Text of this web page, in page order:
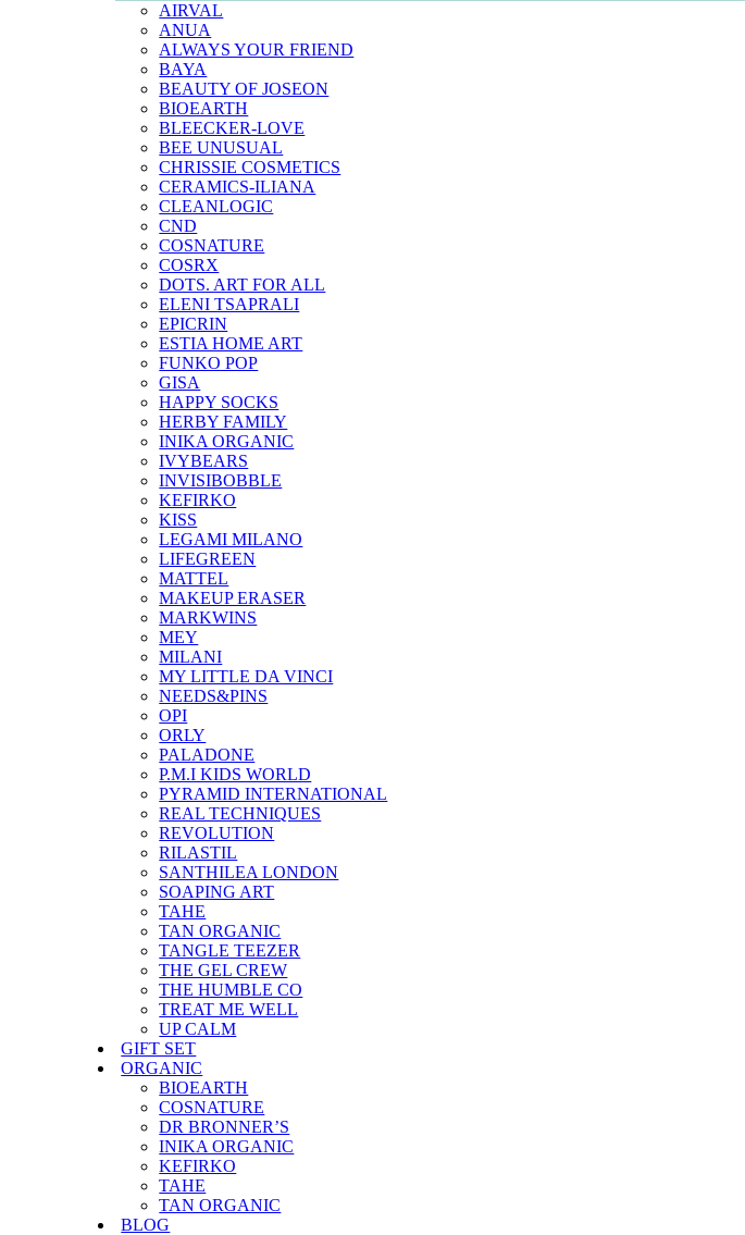
AIRVAL
ANUA
ALWAYS YOUR FRIEND
BAYA
BEAUTY OF JOSEON
BIOEARTH
BLEECKER-LOVE
BEE UNUSUAL
CHRISSIE COSMETICS
CERAMICS-ILIANA
CLEANLOGIC
CND
COSNATURE
COSRX
DOTS. ART FOR ALL
ELENI TSAPRALI
EPICRIN
ESTIA HOME ART
FUNKO POP
GISA
HAPPY SOCKS
HERBY FAMILY
INIKA ORGANIC
IVYBEARS
INVISIBOBBLE
KEFIRKO
KISS
LEGAMI MILANO
LIFEGREEN
MATTEL
MAKEUP ERASER
MARKWINS
MEY
MILANI
MY LITTLE DA VINCI
NEEDS&PINS
OPI
ORLY
PALADONE
P.M.I KIDS WORLD
PYRAMID INTERNATIONAL
REAL TECHNIQUES
REVOLUTION
RILASTIL
SANTHILEA LONDON
SOAPING ART
TAHE
TAN ORGANIC
TANGLE TEEZER
THE GEL CREW
THE HUMBLE CO
TREAT ME WELL
UP CALM
GIFT SET
ORGANIC
BIOEARTH
COSNATURE
DR BRONNER’S
INIKA ORGANIC
KEFIRKO
TAHE
TAN ORGANIC
BLOG